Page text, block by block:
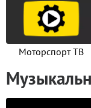
Моторспорт ТВ